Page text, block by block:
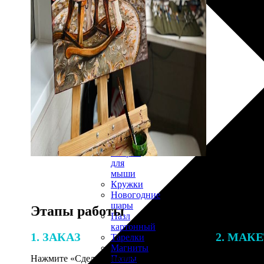
30х40
20х45
30х60
30х90
40х40
40х60
Пенокартон
Модульные
картины
ФотоПостеры
ФотоПодушки
Фотоcувениры
Значки
Коврик
для
мыши
Кружки
Новогодние
шары
Пазл
картонный
Тарелки
Магниты
Пазлы
Этапы работы
1. ЗАКАЗ
Нажмите «Сделать заказ», выберите
2.
В